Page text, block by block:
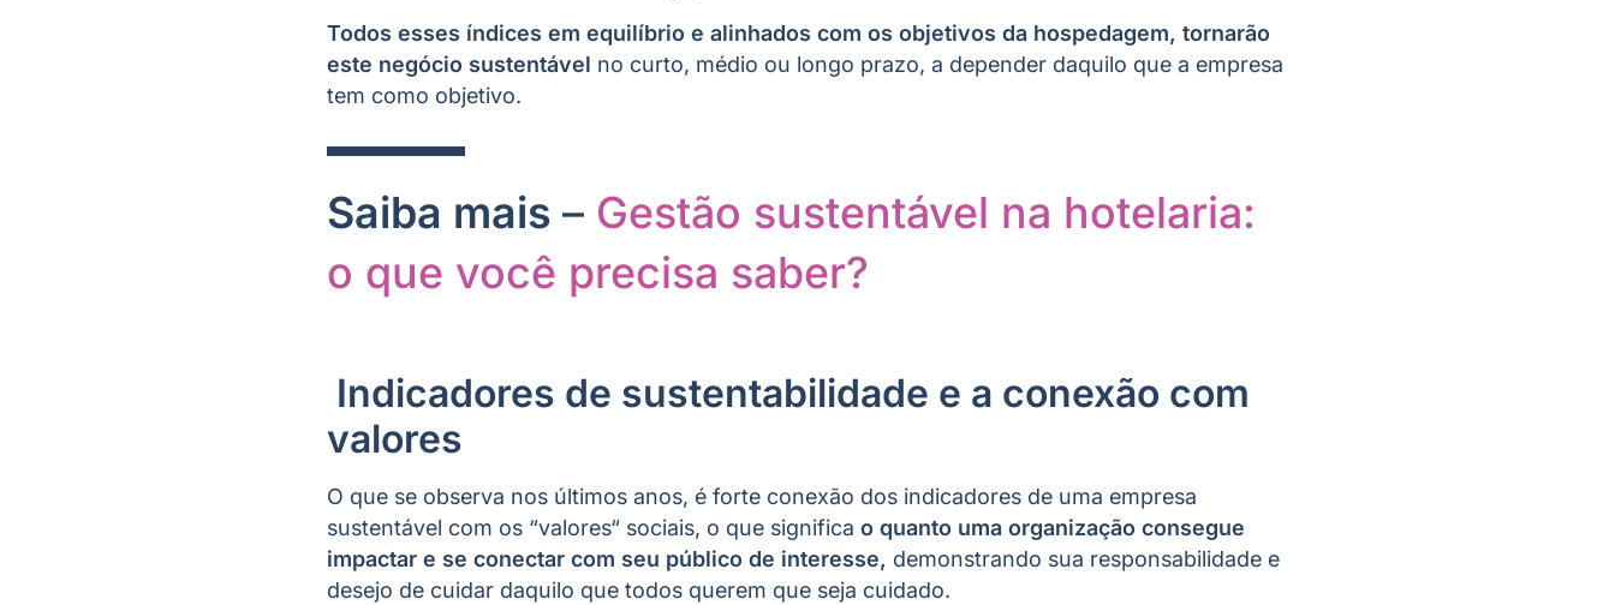
Todos esses índices em equilíbrio e alinhados com os objetivos da hospedagem, tornarão
este negócio sustentável no curto, médio ou longo prazo, a depender daquilo que a empresa
tem como objetivo.
Saiba mais – Gestão sustentável na hotelaria:
o que você precisa saber?
Indicadores de sustentabilidade e a conexão com
valores
O que se observa nos últimos anos, é forte conexão dos indicadores de uma empresa
sustentável com os “valores“ sociais, o que significa o quanto uma organização consegue
impactar e se conectar com seu público de interesse, demonstrando sua responsabilidade e
desejo de cuidar daquilo que todos querem que seja cuidado.